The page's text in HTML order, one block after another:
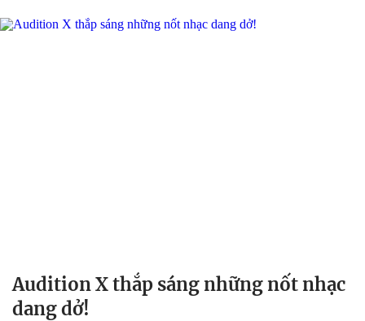
Audition X thắp sáng những nốt nhạc
dang dở!